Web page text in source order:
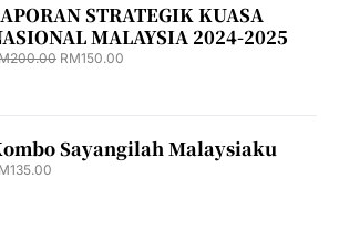
STRATEGIK KUASA
MALAYSIA 2024-2025
200.00 RM150.00
Sayangilah Malaysiaku
135.00